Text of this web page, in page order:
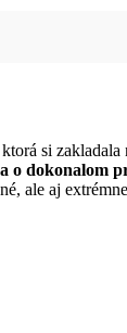
si
o dokonalom
ale aj